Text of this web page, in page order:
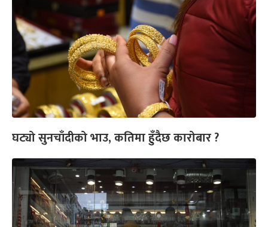
घट्यो सुनचाँदीको भाउ, कतिमा हुँदैछ कारोबार ?